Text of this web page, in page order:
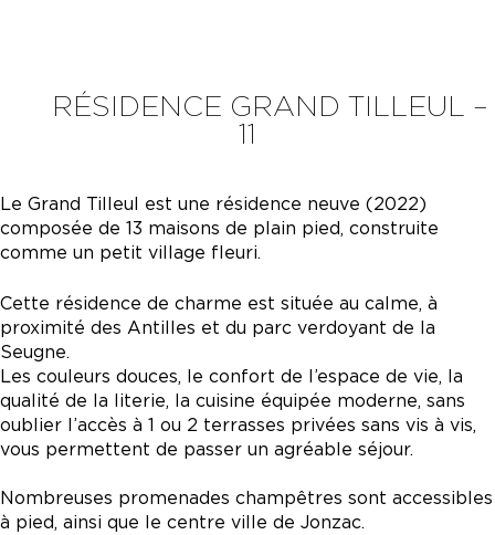
RÉSIDENCE GRAND TILLEUL –
11
Le Grand Tilleul est une résidence neuve (2022)
composée de 13 maisons de plain pied, construite
comme un petit village fleuri.
Cette résidence de charme est située au calme, à
proximité des Antilles et du parc verdoyant de la
Seugne.
Les couleurs douces, le confort de l’espace de vie, la
qualité de la literie, la cuisine équipée moderne, sans
oublier l’accès à 1 ou 2 terrasses privées sans vis à vis,
vous permettent de passer un agréable séjour.
Nombreuses promenades champêtres sont accessibles
à pied, ainsi que le centre ville de Jonzac.